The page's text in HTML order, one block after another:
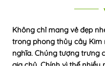
Không chỉ mang vẻ đẹp
trong phong thủy cây Kim
nghĩa. Chúng tượng trưng